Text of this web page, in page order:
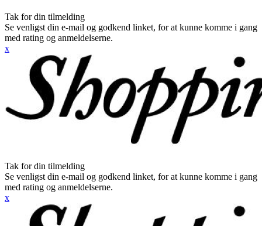
Tak for din tilmelding
Se venligst din e-mail og godkend linket, for at kunne komme i gang
med rating og anmeldelserne.
x
Tak for din tilmelding
Se venligst din e-mail og godkend linket, for at kunne komme i gang
med rating og anmeldelserne.
x